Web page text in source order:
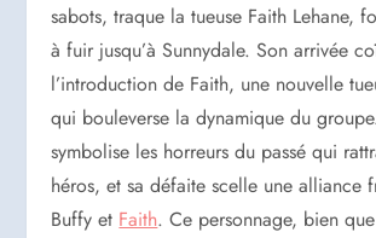
sabots, traque la tueuse Faith Lehane,
à fuir jusqu’à Sunnydale. Son arrivée
l’introduction de Faith, une nouvelle
qui bouleverse la dynamique du
symbolise les horreurs du passé qui
héros, et sa défaite scelle une alliance
Buffy et Faith. Ce personnage, bien